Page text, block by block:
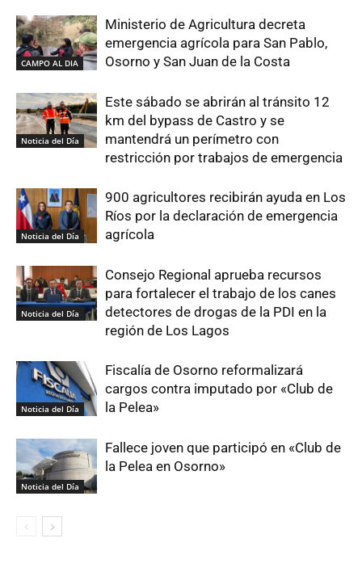
CAMPO AL DIA
Ministerio de Agricultura decreta
emergencia agrícola para San Pablo,
Osorno y San Juan de la Costa
Noticia del Día
Este sábado se abrirán al tránsito 12
km del bypass de Castro y se
mantendrá un perímetro con
restricción por trabajos de emergencia
Noticia del Día
900 agricultores recibirán ayuda en Los
Ríos por la declaración de emergencia
agrícola
Noticia del Día
Consejo Regional aprueba recursos
para fortalecer el trabajo de los canes
detectores de drogas de la PDI en la
región de Los Lagos
Noticia del Día
Fiscalía de Osorno reformalizará
cargos contra imputado por «Club de
la Pelea»
Noticia del Día
Fallece joven que participó en «Club de
la Pelea en Osorno»